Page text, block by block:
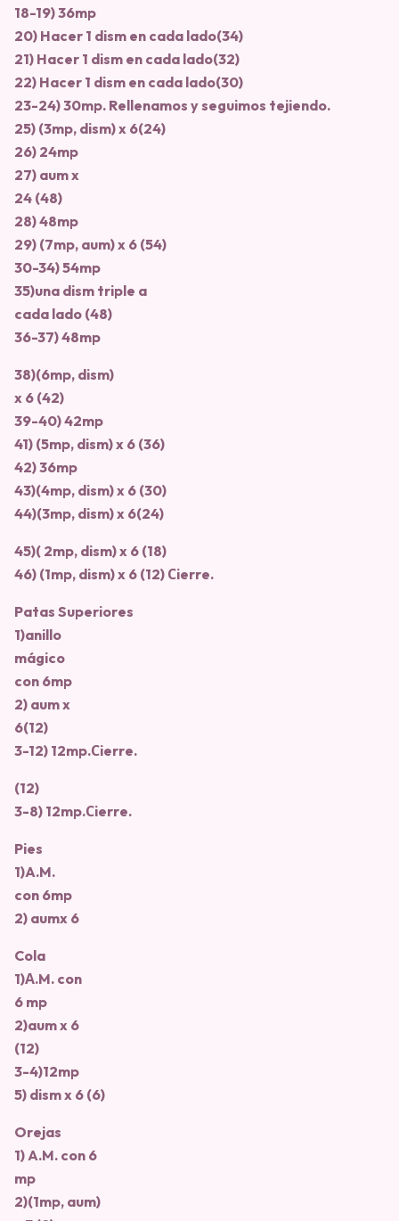
18-19) 36mp
20) Hacer 1 dism en cada lado(34)
21) Hacer 1 dism en cada lado(32)
22) Hacer 1 dism en cada lado(30)
23-24) 30mp. Rellenamos y seguimos tejiendo.
25) (3mp, dism) x 6(24)
26) 24mp
27) aum x
24 (48)
28) 48mp
29) (7mp, aum) x 6 (54)
30-34) 54mp
35)una dism triple a
cada lado (48)
36-37) 48mp
38)(6mp, dism)
x 6 (42)
39-40) 42mp
41) (5mp, dism) x 6 (36)
42) 36mp
43)(4mp, dism) x 6 (30)
44)(3mp, dism) x 6(24)
45)( 2mp, dism) x 6 (18)
46) (1mp, dism) x 6 (12) Сierre.
Patas Superiores
1)anillo
mágico
con 6mp
2) aum x
6(12)
3-12) 12mp.Сierre.
(12)
3-8) 12mp.Сierre.
Pies
1)A.M.
con 6mp
2) aumx 6
Cola
1)А.M. con
6 mp
2)aum x 6
(12)
3-4)12mp
5) dism x 6 (6)
Orejas
1) A.M. con 6
mp
2)(1mp, aum)